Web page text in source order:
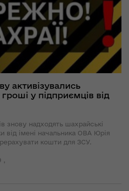
активізувались
у підприємців від
знову надходять шахрайські
від імені начальника ОВА Юрія
кошти для ЗСУ.